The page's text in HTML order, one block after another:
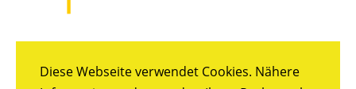
Diese Webseite verwendet Cookies. Nähere